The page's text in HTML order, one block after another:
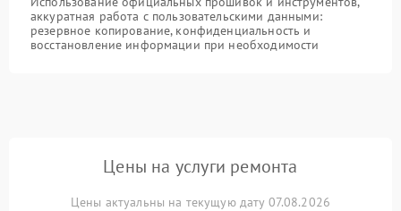
аккуратная работа с пользовательскими данными:
резервное копирование, конфиденциальность и
восстановление информации при необходимости
Цены на услуги ремонта
Цены актуальны на текущую дату 07.08.2026